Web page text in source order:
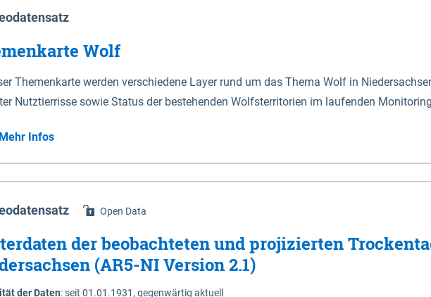
Wolf
Themenkarte werden verschiedene Layer rund um das Thema Wolf in
Nutztierrisse sowie Status der bestehenden Wolfsterritorien im laufenden
Mehr Infos
Open Data
der beobachteten und projizierten
(AR5-NI Version 2.1)
der Daten:seit 01.01.1931, gegenwärtig aktuell